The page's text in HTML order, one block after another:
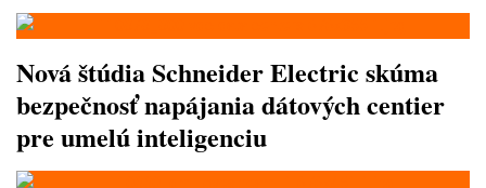
Nová štúdia Schneider Electric skúma
bezpečnosť napájania dátových centier
pre umelú inteligenciu